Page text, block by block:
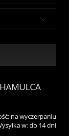
na wyczerpaniu
w:do 14 dni